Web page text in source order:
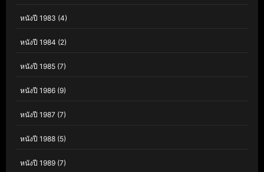
หนังปี 1983 (4)
หนังปี 1984 (2)
หนังปี 1985 (7)
หนังปี 1986 (9)
หนังปี 1987 (7)
หนังปี 1988 (5)
หนังปี 1989 (7)